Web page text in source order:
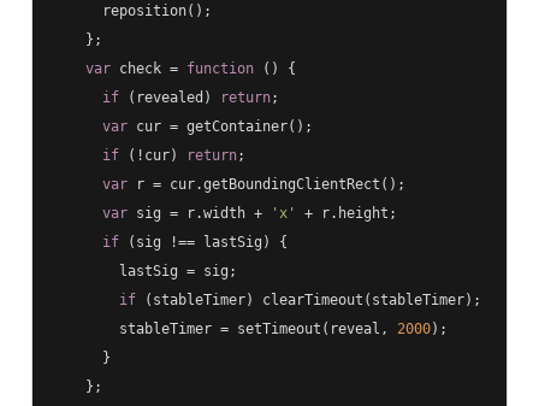
      reposition();
    };
var check = function ( )
{
if (revealed) return;
var cur = getContainer();
if (!cur) return;
var r = cur.getBoundingClientRect();
var sig = r.width + 'x'
+ r.height;
if (sig !== lastSig) {
        lastSig = sig;
if (stableTimer) clearTimeout(stableTimer);
        stableTimer = setTimeout(reveal,
2000);
      }
    };